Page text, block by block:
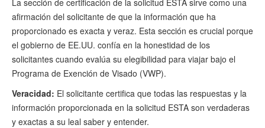
afirmación del solicitante de que la información que ha
proporcionado es exacta y veraz. Esta sección es crucial porque
el gobierno de EE.UU. confía en la honestidad de los
solicitantes cuando evalúa su elegibilidad para viajar bajo el
Programa de Exención de Visado (VWP).
Veracidad: El solicitante certifica que todas las respuestas y la
información proporcionada en la solicitud ESTA son verdaderas
y exactas a su leal saber y entender.